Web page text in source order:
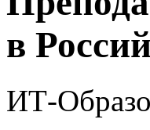
в
ИТ-